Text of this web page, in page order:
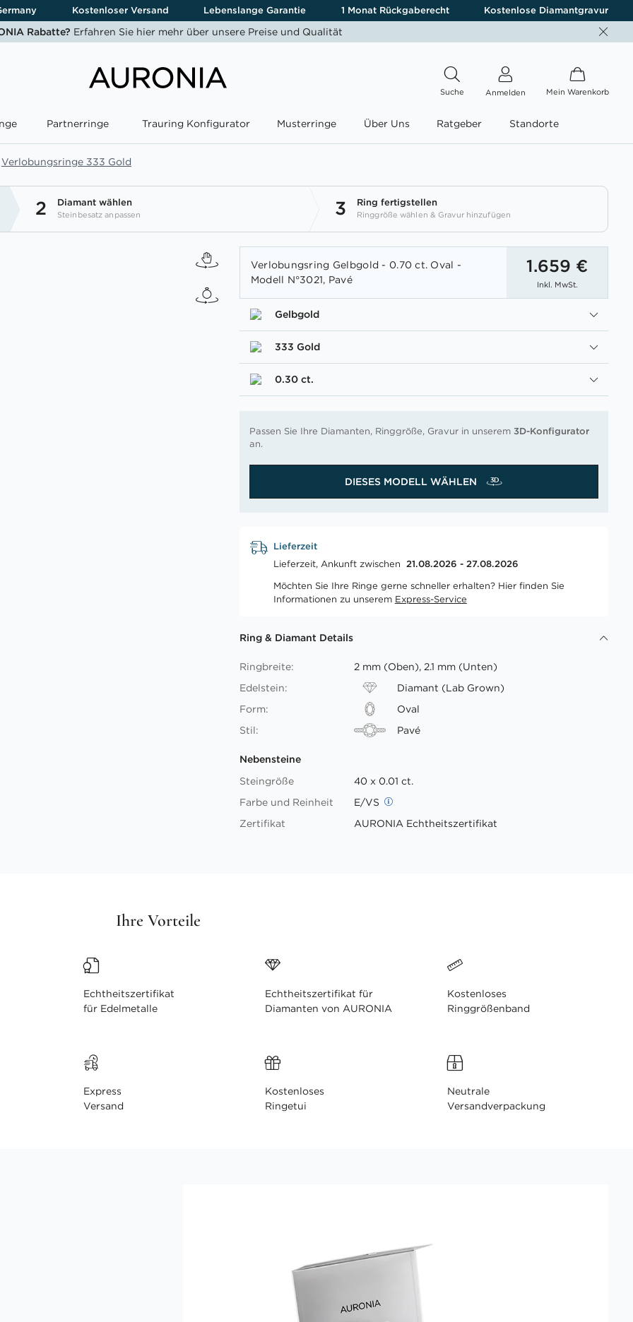
Kostenloser Versand Lebenslange Garantie 1 Monat Rückgaberecht Kostenlose Diamantgravur
Rabatte? Erfahren Sie hier mehr über unsere Preise und Qualität
Suche Anmelden Mein Warenkorb
Partnerringe Trauring Konfigurator Musterringe Über Uns Ratgeber Standorte
Verlobungsringe 333 Gold
2 Diamant wählen
Steinbesatz anpassen 3 Ring fertigstellen
Ringgröße wählen & Gravur hinzufügen
Verlobungsring Gelbgold - 0.70 ct. Oval -
Modell N°3021, Pavé
1.659 €
Inkl. MwSt.
Gelbgold
333 Gold
0.30 ct.
Passen Sie Ihre Diamanten, Ringgröße, Gravur in unserem3D-Konfigurator
an.
DIESES MODELL WÄHLEN
Lieferzeit
Lieferzeit, Ankunft zwischen 21.08.2026 - 27.08.2026
Möchten Sie Ihre Ringe gerne schneller erhalten? Hier finden Sie
Informationen zu unserem Express-Service
Ring & Diamant Details
Ringbreite:
2 mm (Oben), 2.1 mm (Unten)
Edelstein:
Diamant (Lab Grown)
Form:
Oval
Stil:
Pavé
Nebensteine
Steingröße
40 x 0.01 ct.
Farbe und Reinheit
E/VS
Zertifikat
AURONIA Echtheitszertifikat
Ihre Vorteile
Echtheitszertifikat
für Edelmetalle
Echtheitszertifikat für
Diamanten von AURONIA
Kostenloses
Ringgrößenband
Express
Versand
Kostenloses
Ringetui
Neutrale
Versandverpackung